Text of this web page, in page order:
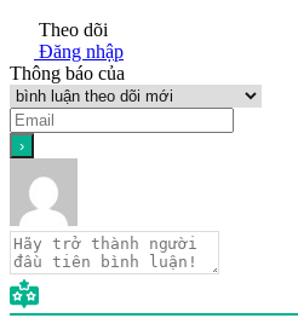
Theo dõi
Đăng nhập
Thông báo của